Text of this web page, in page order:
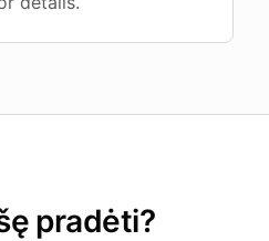
pradėti?